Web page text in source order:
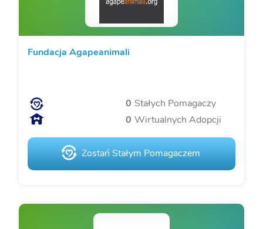
Fundacja Agapeanimali
0 Stałych Pomagaczy
0 Wirtualnych Adopcji
Zostań Stałym Pomagaczem